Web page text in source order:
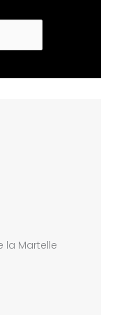
la Martelle